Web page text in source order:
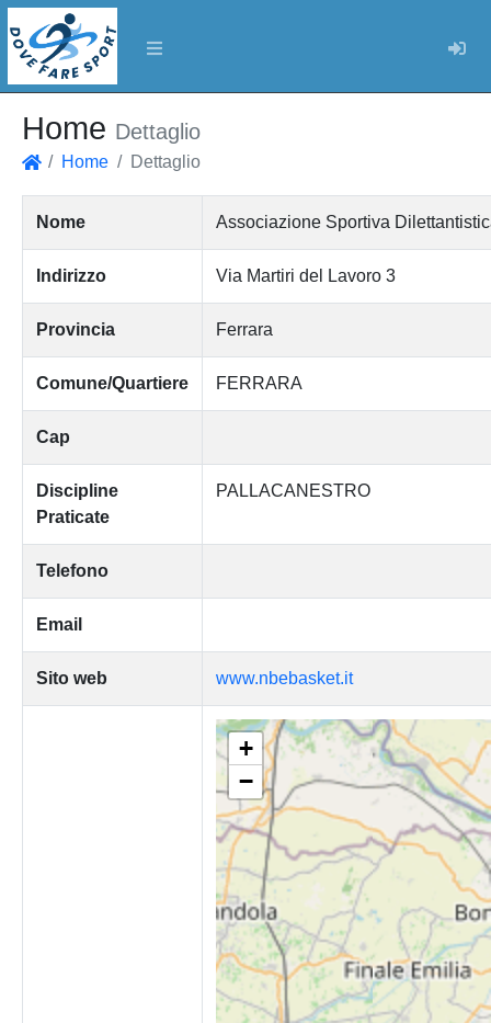
Home Dettaglio
Home Dettaglio
Nome Associazione Sportiva
Indirizzo Via Martiri del Lavoro 3
Provincia Ferrara
Comune/Quartiere FERRARA
Cap
Discipline
Praticate
PALLACANESTRO
Telefono
Email
Sito web www.nbebasket.it
+
−